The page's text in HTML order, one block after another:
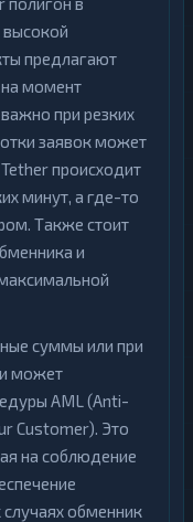
высокой
предлагают
момент
при резких
заявок может
происходит
минут, а где-то
Также стоит
и
суммы или при
может
AML (Anti-
Customer). Это
на соблюдение
обменник